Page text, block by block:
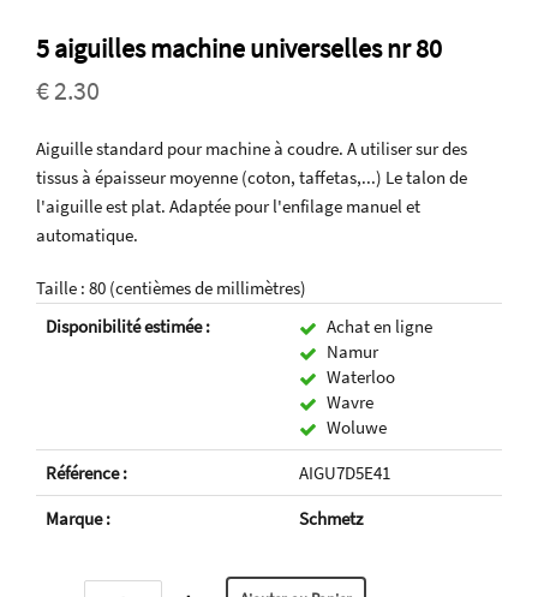
5 aiguilles machine universelles nr 80
€ 2.30
Aiguille standard pour machine à coudre. A utiliser sur des
tissus à épaisseur moyenne (coton, taffetas,...) Le talon de
l'aiguille est plat. Adaptée pour l'enfilage manuel et
automatique.
Taille : 80 (centièmes de millimètres)
Disponibilité estimée :
Achat en ligne
Namur
Waterloo
Wavre
Woluwe
Référence :
AIGU7D5E41
Marque :
Schmetz